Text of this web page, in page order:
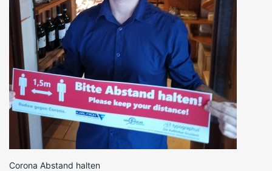
Corona Abstand halten